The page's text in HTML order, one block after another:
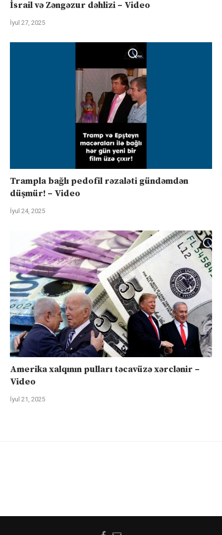
İsrail və Zəngəzur dəhlizi – Video
İyul 27, 2025
Trampla bağlı pedofil rəzaləti gündəmdən
düşmür! – Video
İyul 24, 2025
Amerika xalqının pulları təcavüzə xərclənir –
Video
İyul 21, 2025